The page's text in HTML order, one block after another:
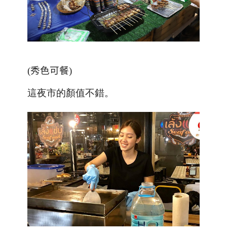
(秀色可餐)
這夜市的顏值不錯。